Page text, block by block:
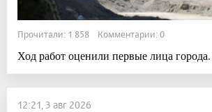
Прочитали: 1 858 Комментарии: 0
Ход работ оценили первые лица города.
12:21, 3 авг 2026